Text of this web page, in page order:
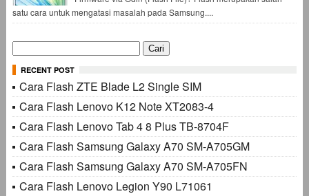
satu cara untuk mengatasi masalah pada Samsung....
Cari
untuk:
RECENT POST
Cara Flash ZTE Blade L2 Single SIM
Cara Flash Lenovo K12 Note XT2083-4
Cara Flash Lenovo Tab 4 8 Plus TB-8704F
Cara Flash Samsung Galaxy A70 SM-A705GM
Cara Flash Samsung Galaxy A70 SM-A705FN
Cara Flash Lenovo Legion Y90 L71061